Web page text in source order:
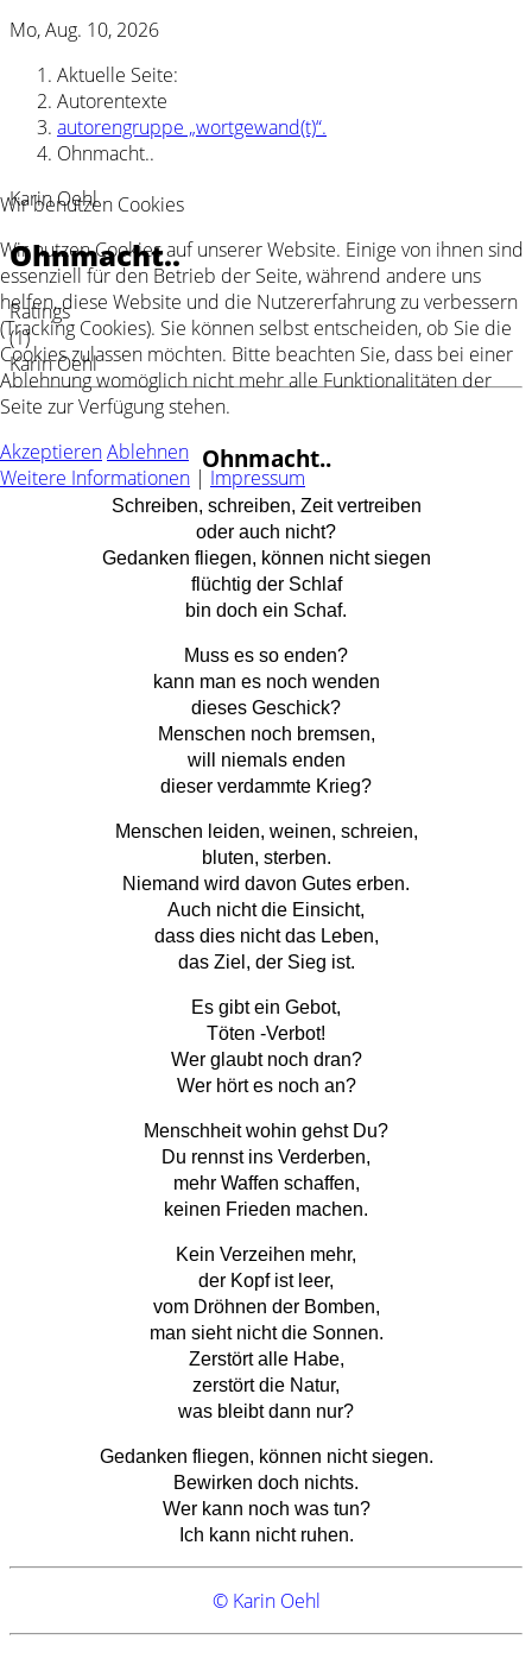
Mo, Aug. 10, 2026
Aktuelle Seite:
Autorentexte
autorengruppe „wortgewand(t)“.
Ohnmacht..
Karin Oehl
Ohnmacht..
Ratings
(1)
Karin Oehl
Ohnmacht..
Schreiben, schreiben, Zeit vertreiben
oder auch nicht?
Gedanken fliegen, können nicht siegen
flüchtig der Schlaf
bin doch ein Schaf.
Muss es so enden?
kann man es noch wenden
dieses Geschick?
Menschen noch bremsen,
will niemals enden
dieser verdammte Krieg?
Menschen leiden, weinen, schreien,
bluten, sterben.
Niemand wird davon Gutes erben.
Auch nicht die Einsicht,
dass dies nicht das Leben,
das Ziel, der Sieg ist.
Es gibt ein Gebot,
Töten -Verbot!
Wer glaubt noch dran?
Wer hört es noch an?
Menschheit wohin gehst Du?
Du rennst ins Verderben,
mehr Waffen schaffen,
keinen Frieden machen.
Kein Verzeihen mehr,
der Kopf ist leer,
vom Dröhnen der Bomben,
man sieht nicht die Sonnen.
Zerstört alle Habe,
zerstört die Natur,
was bleibt dann nur?
Gedanken fliegen, können nicht siegen.
Bewirken doch nichts.
Wer kann noch was tun?
Ich kann nicht ruhen.
© Karin Oehl
Wir benutzen Cookies
Wir nutzen Cookies auf unserer Website. Einige von ihnen sind
essenziell für den Betrieb der Seite, während andere uns
helfen, diese Website und die Nutzererfahrung zu verbessern
(Tracking Cookies). Sie können selbst entscheiden, ob Sie die
Cookies zulassen möchten. Bitte beachten Sie, dass bei einer
Ablehnung womöglich nicht mehr alle Funktionalitäten der
Seite zur Verfügung stehen.
AkzeptierenAblehnen
Weitere Informationen | Impressum